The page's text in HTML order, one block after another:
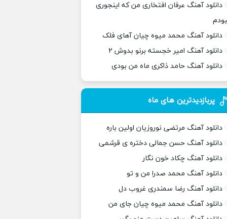
دانلود آهنگ عرفان افتخاری من که اینجوری
دانلود آهنگ محمد میوه چیان آهای فلک
دانلود آهنگ امیر خجسته برنو بدوش ۲
دانلود آهنگ حامد ذاکری ماه من بودی
پربازدیدترین های ماه
دانلود آهنگ مرتضی نوروزیان اولین باره
دانلود آهنگ حسن جمالی دختره ی قرشمی
دانلود آهنگ چکاد خون نگار
دانلود آهنگ محمد صدرا من و تو
دانلود آهنگ رضا سمندری غروب دل
دانلود آهنگ محمد میوه چیان جای من